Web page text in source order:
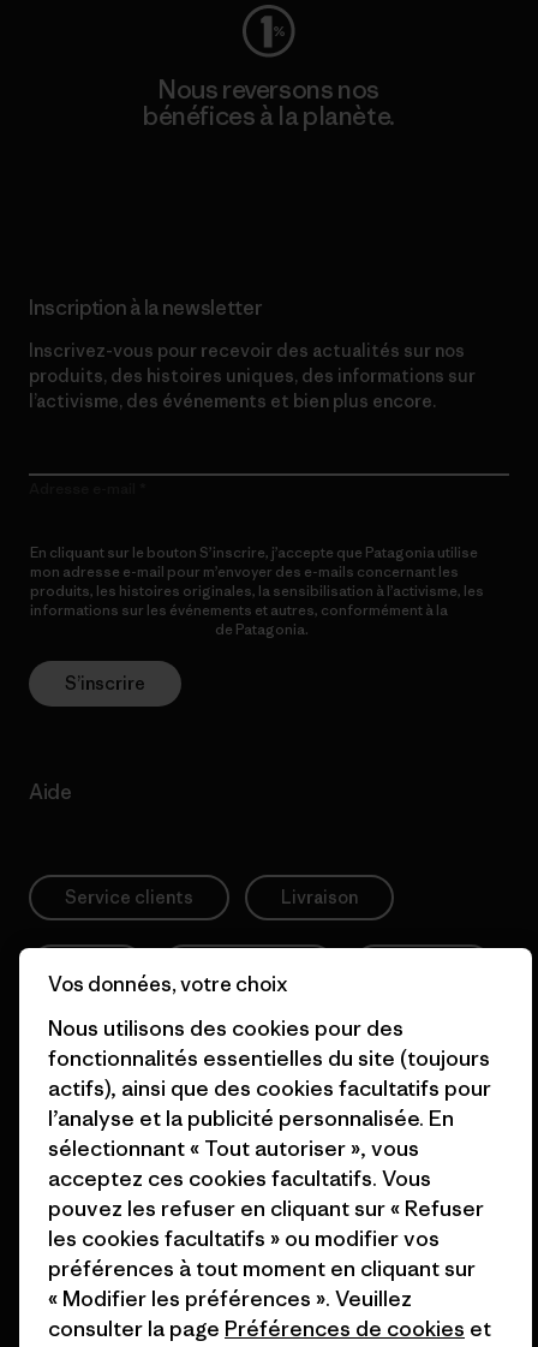
Nous reversons nos
bénéfices à la planète.
Inscription à la newsletter
Inscrivez-vous pour recevoir des actualités sur nos
produits, des histoires uniques, des informations sur
l’activisme, des événements et bien plus encore.
En cliquant sur le bouton S’inscrire, j’accepte que Patagonia utilise
mon adresse e-mail pour m’envoyer des e-mails concernant les
produits, les histoires originales, la sensibilisation à l’activisme, les
informations sur les événements et autres, conformément à la
de Patagonia.
S’inscrire
Aide
Service clients Livraison
Guide des tailles
Entretien des produits Login
Formulaire de contact
Information
Vos données, votre choix
Nous utilisons des cookies pour des
fonctionnalités essentielles du site (toujours
actifs), ainsi que des cookies facultatifs pour
l’analyse et la publicité personnalisée. En
sélectionnant « Tout autoriser », vous
acceptez ces cookies facultatifs. Vous
pouvez les refuser en cliquant sur « Refuser
les cookies facultatifs » ou modifier vos
préférences à tout moment en cliquant sur
« Modifier les préférences ». Veuillez
consulter la page Préférences de cookies et